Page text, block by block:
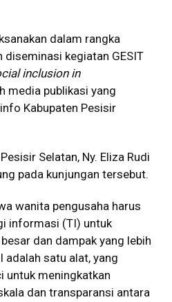
dalam rangka
kegiatan GESIT
inclusion in
media publikasi yang
Kabupaten Pesisir
Selatan, Ny. Eliza Rudi
pada kunjungan tersebut.
wanita pengusaha harus
informasi (TI) untuk
dan dampak yang lebih
adalah satu alat, yang
untuk meningkatkan
dan transparansi antara